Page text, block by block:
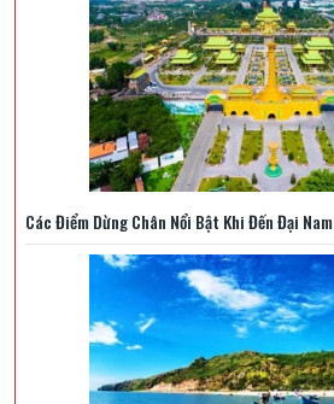
Các Điểm Dừng Chân Nổi Bật Khi Đến Đại Nam